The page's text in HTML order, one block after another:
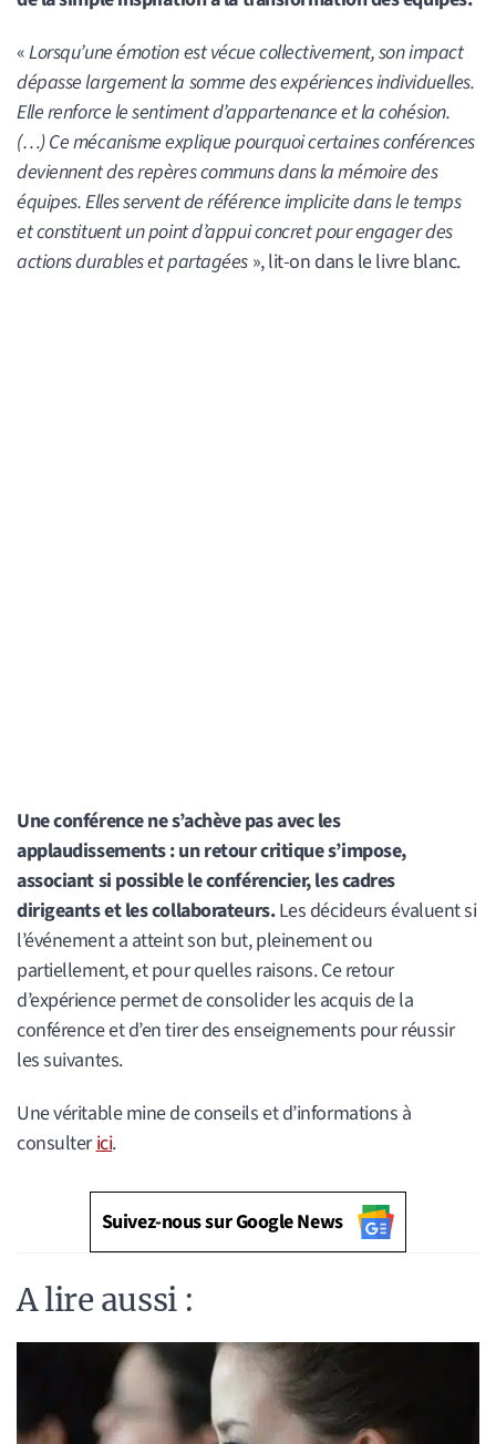
«Lorsqu’une émotion est vécue collectivement, son impact
dépasse largement la somme des expériences individuelles.
Elle renforce le sentiment d’appartenance et la cohésion.
(…) Ce mécanisme explique pourquoi certaines conférences
deviennent des repères communs dans la mémoire des
équipes. Elles servent de référence implicite dans le temps
et constituent un point d’appui concret pour engager des
actions durables et partagées», lit-on dans le livre blanc.
Une conférence ne s’achève pas avec les
applaudissements : un retour critique s’impose,
associant si possible le conférencier, les cadres
dirigeants et les collaborateurs.Les décideurs évaluent si
l’événement a atteint son but, pleinement ou
partiellement, et pour quelles raisons. Ce retour
d’expérience permet de consolider les acquis de la
conférence et d’en tirer des enseignements pour réussir
les suivantes.
Une véritable mine de conseils et d’informations à
consulterici.
Suivez-nous sur Google News
A lire aussi :